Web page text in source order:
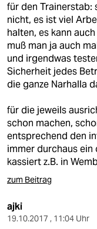
für den Trainerstab:
nicht, es ist viel
halten, es kann
muß man ja auch
und irgendwas
Sicherheit jedes
die ganze Narhalla
für die jeweils
schon machen,
entsprechend den
immer durchaus ein
kassiert z.B. in
zum Beitrag
ajki
19.10.2017 , 11:04 Uhr